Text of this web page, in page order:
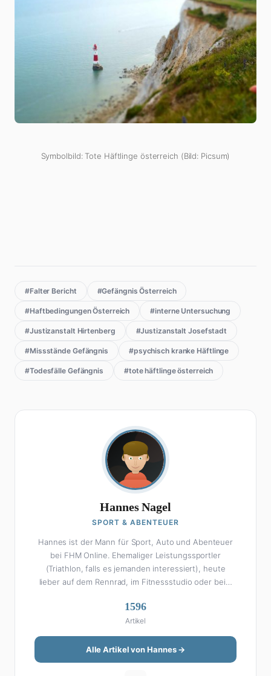
Symbolbild: Tote Häftlinge österreich (Bild: Picsum)
#Falter Bericht #Gefängnis Österreich
#Haftbedingungen Österreich #interne Untersuchung
#Justizanstalt Hirtenberg #Justizanstalt Josefstadt
#Missstände Gefängnis #psychisch kranke Häftlinge
#Todesfälle Gefängnis #tote häftlinge österreich
Hannes Nagel
SPORT & ABENTEUER
Hannes ist der Mann für Sport, Auto und Abenteuer
bei FHM Online. Ehemaliger Leistungssportler
(Triathlon, falls es jemanden interessiert), heute
lieber auf dem Rennrad, im Fitnessstudio oder beim
enzyklopädisch: Egal ob Bundesliga-Analyse, Formel 1,
UFC oder Olympia – Hannes liefert fundierte
Einschätzungen mit der Leidenschaft eines echten
Fans. Aber Sport ist nur die halbe Miete: Hannes ist
auch unser Auto-Experte. Vom Elektro-SUV bis zum
1596
Artikel
Alle Artikel von Hannes →